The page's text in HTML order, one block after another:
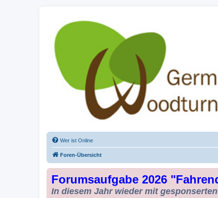
Drechseln und Kunsthandwerk -
Der Treffpunkt für Drechsler und Freunde des Kunsthandwerks
Wer ist Online
Foren-Übersicht
Forumsaufgabe 2026
In diesem Jahr wieder mit